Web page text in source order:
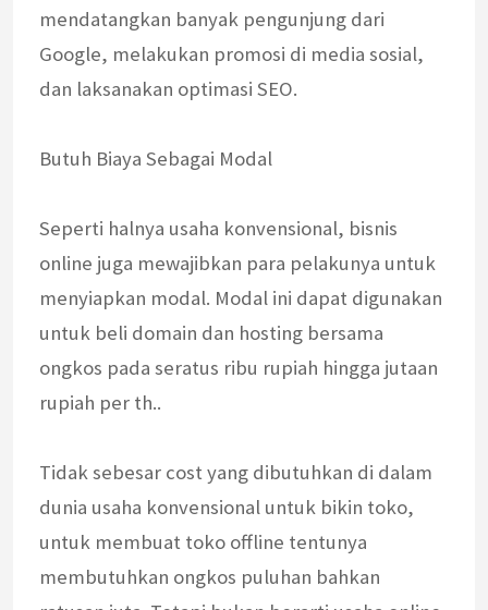
mendatangkan banyak pengunjung dari
Google, melakukan promosi di media sosial,
dan laksanakan optimasi SEO.
Butuh Biaya Sebagai Modal
Seperti halnya usaha konvensional, bisnis
online juga mewajibkan para pelakunya untuk
menyiapkan modal. Modal ini dapat digunakan
untuk beli domain dan hosting bersama
ongkos pada seratus ribu rupiah hingga jutaan
rupiah per th..
Tidak sebesar cost yang dibutuhkan di dalam
dunia usaha konvensional untuk bikin toko,
untuk membuat toko offline tentunya
membutuhkan ongkos puluhan bahkan